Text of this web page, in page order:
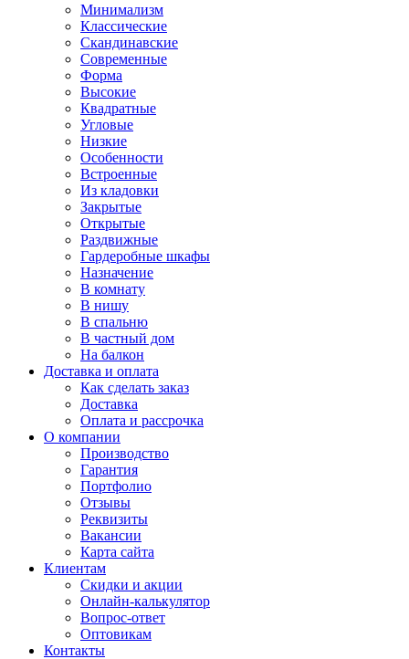
Минимализм
Классические
Скандинавские
Современные
Форма
Высокие
Квадратные
Угловые
Низкие
Особенности
Встроенные
Из кладовки
Закрытые
Открытые
Раздвижные
Гардеробные шкафы
Назначение
В комнату
В нишу
В спальню
В частный дом
На балкон
Доставка и оплата
Как сделать заказ
Доставка
Оплата и рассрочка
О компании
Производство
Гарантия
Портфолио
Отзывы
Реквизиты
Вакансии
Карта сайта
Клиентам
Скидки и акции
Онлайн-калькулятор
Вопрос-ответ
Оптовикам
Контакты